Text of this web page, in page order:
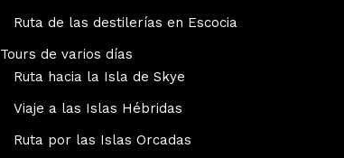
Ruta de las destilerías en Escocia
Tours de varios días
Ruta hacia la Isla de Skye
Viaje a las Islas Hébridas
Ruta por las Islas Orcadas